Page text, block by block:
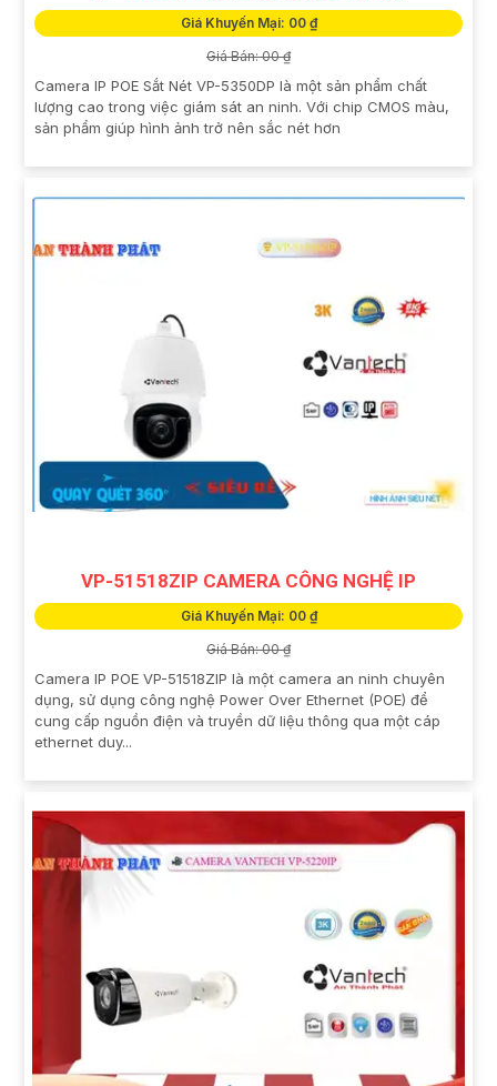
Giá Khuyến Mại: 00 ₫
Giá Bán: 00 ₫
Camera IP POE Sắt Nét VP-5350DP là một sản phẩm chất
lượng cao trong việc giám sát an ninh. Với chip CMOS màu,
sản phẩm giúp hình ảnh trở nên sắc nét hơn
VP-51518ZIP CAMERA CÔNG NGHỆ IP
Giá Khuyến Mại: 00 ₫
Giá Bán: 00 ₫
Camera IP POE VP-51518ZIP là một camera an ninh chuyên
dụng, sử dụng công nghệ Power Over Ethernet (POE) để
cung cấp nguồn điện và truyền dữ liệu thông qua một cáp
ethernet duy...